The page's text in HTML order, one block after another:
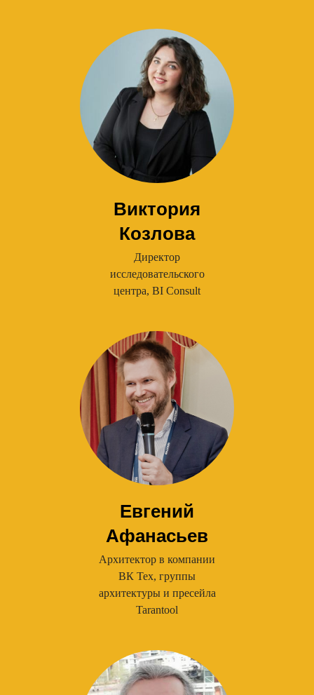
Виктория
Козлова
Директор
исследовательского
центра, BI Consult
Евгений
Афанасьев
Архитектор в компании
ВК Тех, группы
архитектуры и пресейла
Tarantool